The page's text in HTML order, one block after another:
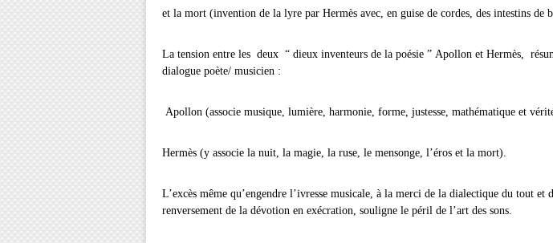
et la mort (invention de la lyre par Hermès avec, en guise de cordes, des intestins de
La tension entre les deux “ dieux inventeurs de la poésie ” Apollon et Hermès,
dialogue poète/ musicien :
Apollon (associe musique, lumière, harmonie, forme, justesse, mathématique et
Hermès (y associe la nuit, la magie, la ruse, le mensonge, l’éros et la mort).
L’excès même qu’engendre l’ivresse musicale, à la merci de la dialectique du tout et
renversement de la dévotion en exécration, souligne le péril de l’art des sons.